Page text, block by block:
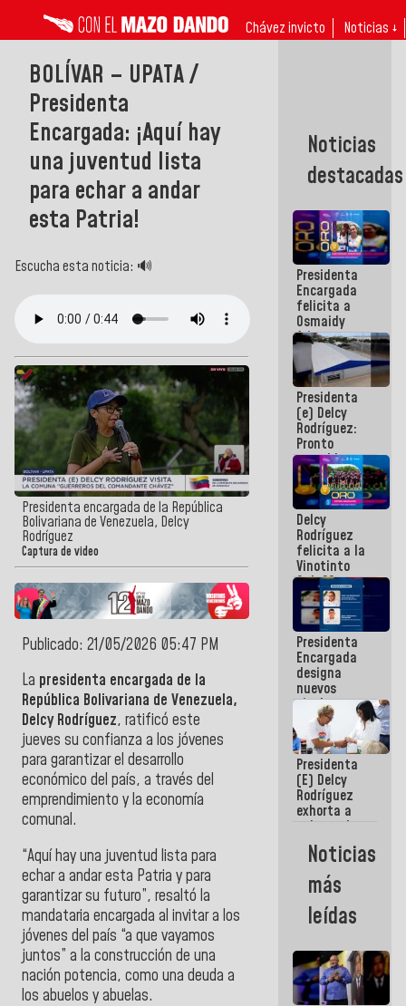
Chávez invicto Noticias ↓
BOLÍVAR – UPATA /
Presidenta
Encargada: ¡Aquí hay
una juventud lista
para echar a andar
esta Patria!
Escucha esta noticia: 🔊
Presidenta encargada de la República
Bolivariana de Venezuela, Delcy
Rodríguez
Captura de video
Publicado: 21/05/2026 05:47 PM
La presidenta encargada de la
República Bolivariana de Venezuela,
Delcy Rodríguez, ratificó este
jueves su confianza a los jóvenes
para garantizar el desarrollo
económico del país, a través del
emprendimiento y la economía
comunal.
“Aquí hay una juventud lista para
echar a andar esta Patria y para
garantizar su futuro”, resaltó la
mandataria encargada al invitar a los
jóvenes del país “a que vayamos
juntos” a la construcción de una
nación potencia, como una deuda a
los abuelos y abuelas.
Noticias
destacadas
Presidenta
Encargada
felicita a
Osmaidy
Arias y
Giraly
Marcano por
hacer
historia en
los
Centroamericanos
Presidenta
(e) Delcy
Rodríguez:
Pronto
restableceremos
las
operaciones
en el
Aeropuerto
Internacional
de
Maiquetía
Delcy
Rodríguez
felicita a la
Vinotinto
Sub 20
campeona
frente
México Sub
23 en los
Centroamericanos
Presidenta
Encargada
designa
nuevos
titulares en
Viceministerio
de Energía
Eléctrica y
CORPOELEC
Presidenta
(E) Delcy
Rodríguez
exhorta a
gobernadores
y alcaldes a
edificar
casas para
abuelos
Noticias
más
leídas